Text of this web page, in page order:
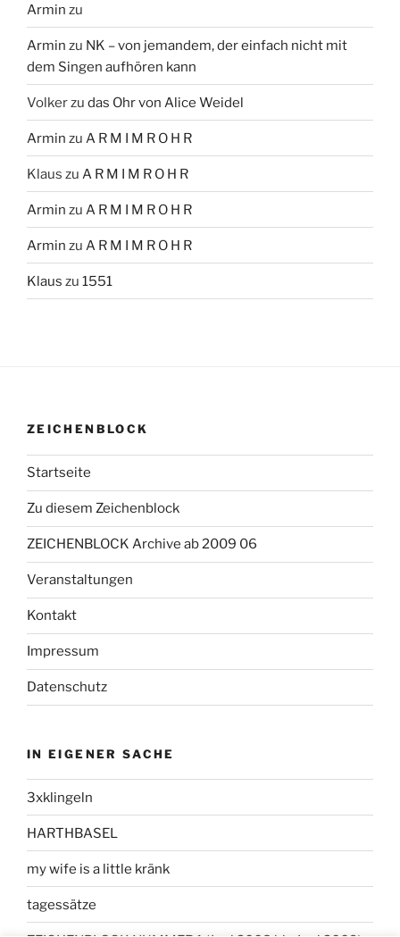
Armin zu
Armin zu NK – von jemandem, der einfach nicht mit
dem Singen aufhören kann
Volkerzu das Ohr von Alice Weidel
Armin zu A R M I M R O H R
Klaus zu A R M I M R O H R
Armin zu A R M I M R O H R
Armin zu A R M I M R O H R
Klaus zu 1551
ZEICHENBLOCK
Startseite
Zu diesem Zeichenblock
ZEICHENBLOCK Archive ab 2009 06
Veranstaltungen
Kontakt
Impressum
Datenschutz
IN EIGENER SACHE
3xklingeln
HARTHBASEL
my wife is a little kränk
tagessätze